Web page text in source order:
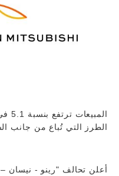
الطرز التي تُباع من جانب
أعلن تحالف "رينو - نيسان